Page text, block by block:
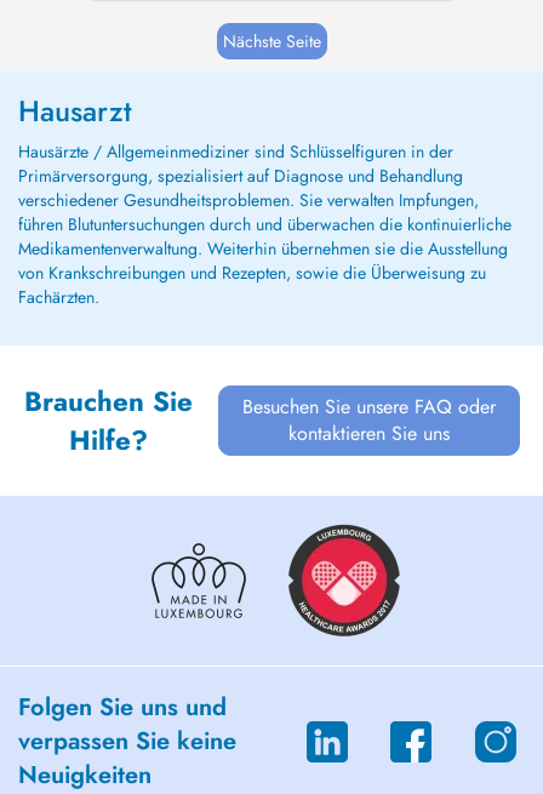
un supplément d'honoraire pour convenance
personnelle sera demandé. -...
Nächste Seite
Hausarzt
Hausärzte / Allgemeinmediziner sind Schlüsselfiguren in der
Primärversorgung, spezialisiert auf Diagnose und Behandlung
verschiedener Gesundheitsproblemen. Sie verwalten Impfungen,
führen Blutuntersuchungen durch und überwachen die kontinuierliche
Medikamentenverwaltung. Weiterhin übernehmen sie die Ausstellung
von Krankschreibungen und Rezepten, sowie die Überweisung zu
Fachärzten.
Brauchen Sie
Hilfe?
Besuchen Sie unsere FAQ oder
kontaktieren Sie uns
Folgen Sie uns und
verpassen Sie keine
Neuigkeiten